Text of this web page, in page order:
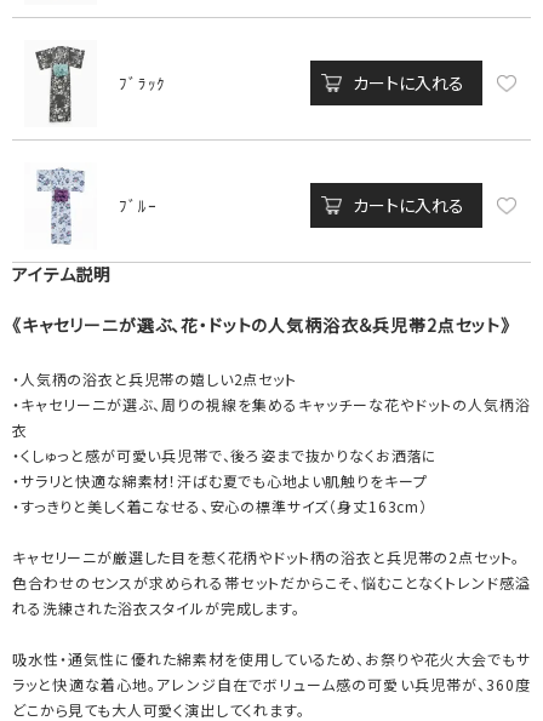
ﾌﾞﾗｯｸ カートに入れる
ﾌﾞﾙｰ カートに入れる
アイテム説明
《キャセリーニが選ぶ、花・ドットの人気柄浴衣＆兵児帯2点セット》
・人気柄の浴衣と兵児帯の嬉しい2点セット
・キャセリーニが選ぶ、周りの視線を集めるキャッチーな花やドットの人気柄浴
衣
・くしゅっと感が可愛い兵児帯で、後ろ姿まで抜かりなくお洒落に
・サラリと快適な綿素材！汗ばむ夏でも心地よい肌触りをキープ
・すっきりと美しく着こなせる、安心の標準サイズ（身丈163cm）
キャセリーニが厳選した目を惹く花柄やドット柄の浴衣と兵児帯の2点セット。
色合わせのセンスが求められる帯セットだからこそ、悩むことなくトレンド感溢
れる洗練された浴衣スタイルが完成します。
吸水性・通気性に優れた綿素材を使用しているため、お祭りや花火大会でもサ
ラッと快適な着心地。アレンジ自在でボリューム感の可愛い兵児帯が、360度
どこから見ても大人可愛く演出してくれます。